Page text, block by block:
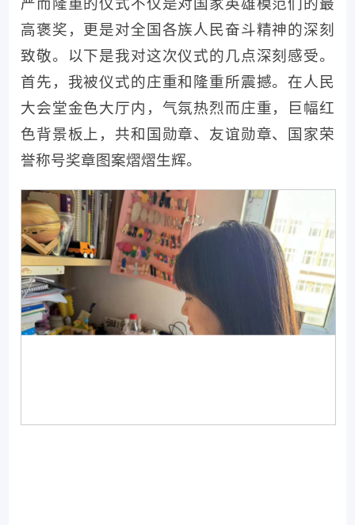
高褒奖，更是对全国各族人民奋斗精神的深刻
致敬。以下是我对这次仪式的几点深刻感受。
首先，我被仪式的庄重和隆重所震撼。在人民
大会堂金色大厅内，气氛热烈而庄重，巨幅红
色背景板上，共和国勋章、友谊勋章、国家荣
誉称号奖章图案熠熠生辉。